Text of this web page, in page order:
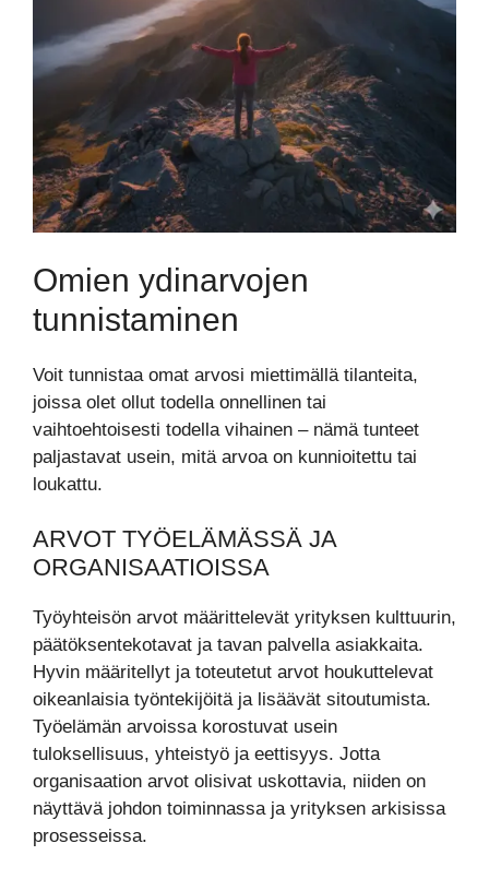
Omien ydinarvojen
tunnistaminen
Voit tunnistaa omat arvosi miettimällä tilanteita,
joissa olet ollut todella onnellinen tai
vaihtoehtoisesti todella vihainen – nämä tunteet
paljastavat usein, mitä arvoa on kunnioitettu tai
loukattu.
ARVOT TYÖELÄMÄSSÄ JA
ORGANISAATIOISSA
Työyhteisön arvot määrittelevät yrityksen kulttuurin,
päätöksentekotavat ja tavan palvella asiakkaita.
Hyvin määritellyt ja toteutetut arvot houkuttelevat
oikeanlaisia työntekijöitä ja lisäävät sitoutumista.
Työelämän arvoissa korostuvat usein
tuloksellisuus, yhteistyö ja eettisyys. Jotta
organisaation arvot olisivat uskottavia, niiden on
näyttävä johdon toiminnassa ja yrityksen arkisissa
prosesseissa.